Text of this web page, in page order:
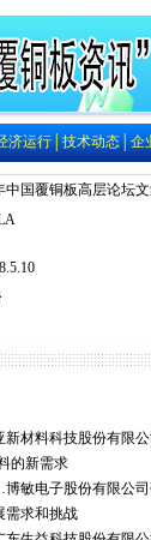
济运行│技术动态│企
中国覆铜板高层论坛
股份有限公司
的新需求
有限公司研发
需求和挑战